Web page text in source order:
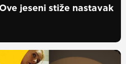
jeseni stiže nastavak